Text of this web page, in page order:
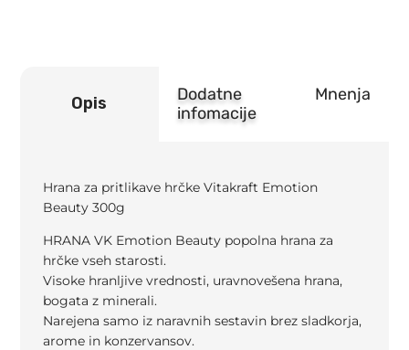
Opis
Dodatne
infomacije
Mnenja
Hrana za pritlikave hrčke Vitakraft Emotion
Beauty 300g
HRANA VK Emotion Beauty popolna hrana za
hrčke vseh starosti.
Visoke hranljive vrednosti, uravnovešena hrana,
bogata z minerali.
Narejena samo iz naravnih sestavin brez sladkorja,
arome in konzervansov.